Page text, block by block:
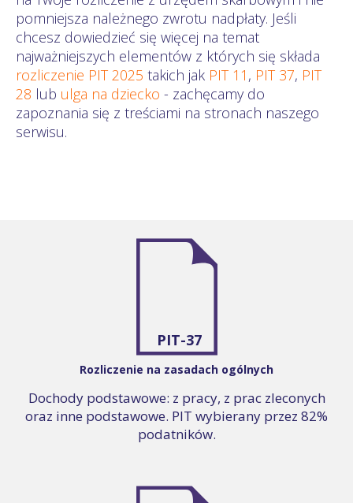
pomniejsza należnego zwrotu nadpłaty. Jeśli
chcesz dowiedzieć się więcej na temat
najważniejszych elementów z których się składa
rozliczenie PIT 2025 takich jak PIT 11 , PIT 37, PIT
28 lub ulga na dziecko - zachęcamy do
zapoznania się z treściami na stronach naszego
serwisu.
PIT-37
Rozliczenie na zasadach ogólnych
Dochody podstawowe: z pracy, z prac zleconych
oraz inne podstawowe. PIT wybierany przez 82%
podatników.